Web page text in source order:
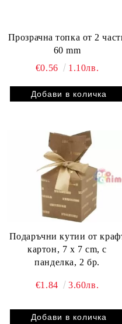
Прозрачна топка от 2
60 mm
€0.56
1.10лв.
Подаръчни кутии от
картон, 7 x 7 cm, с
панделка, 2 бр.
€1.84 3.60лв.